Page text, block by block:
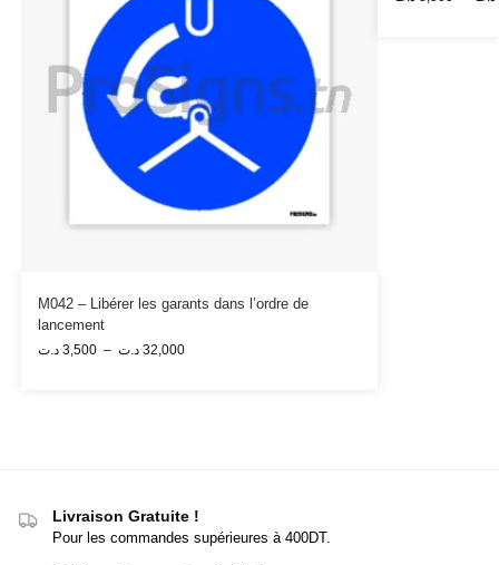
M042 – Libérer les garants dans l’ordre de
lancement
3,500 د.ت – 32,000 د.ت
Livraison Gratuite !
Pour les commandes supérieures à 400DT.